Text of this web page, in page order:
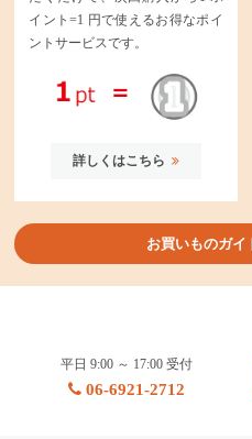
イント=1 円で使えるお得なポイ
ントサービスです。
詳しくはこちら
お買いものガイ
平日 9:00 ～ 17:00 受付
06-6921-2712